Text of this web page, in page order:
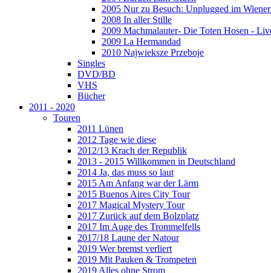
2005 Nur zu Besuch: Unplugged im
2008 In aller Stille
2009 Machmalauter- Die Toten Hosen -
2009 La Hermandad
2010 Najwieksze Przeboje
Singles
DVD/BD
VHS
Bücher
2011 - 2020
Touren
2011 Lünen
2012 Tage wie diese
2012/13 Krach der Republik
2013 - 2015 Willkommen in Deutschland
2014 Ja, das muss so laut
2015 Am Anfang war der Lärm
2015 Buenos Aires City Tour
2017 Magical Mystery Tour
2017 Zurück auf dem Bolzplatz
2017 Im Auge des Trommelfells
2017/18 Laune der Natour
2019 Wer bremst verliert
2019 Mit Pauken & Trompeten
2019 Alles ohne Strom